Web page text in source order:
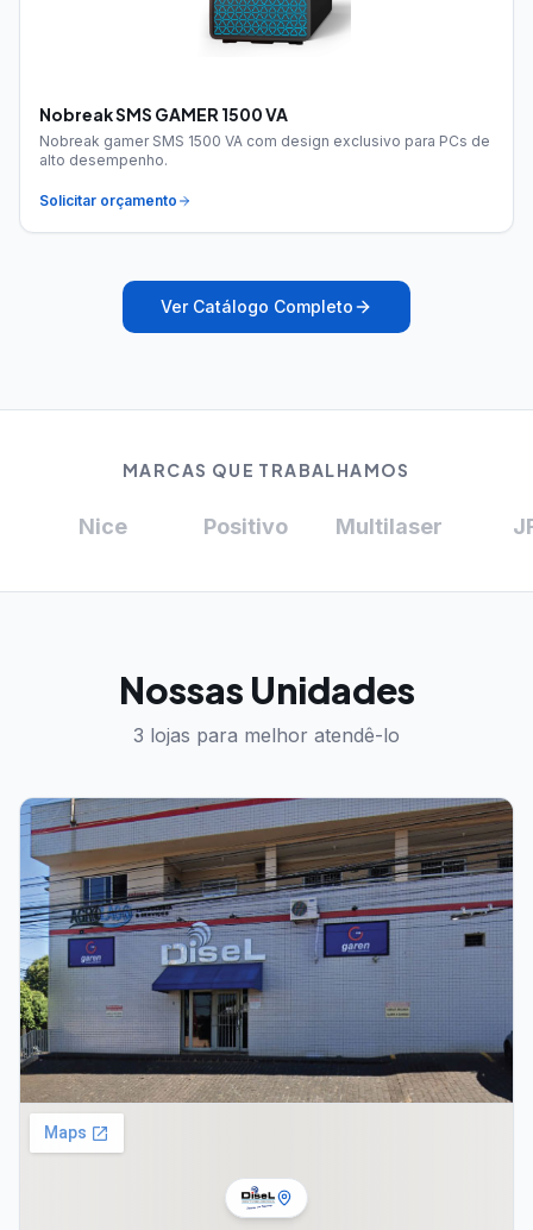
Nobreak SMS GAMER 1500 VA
Nobreak gamer SMS 1500 VA com design exclusivo para PCs de
alto desempenho.
Solicitar orçamento
Ver Catálogo Completo
MARCAS QUE TRABALHAMOS
Positivo Multilaser
Nossas Unidades
3 lojas para melhor atendê-lo